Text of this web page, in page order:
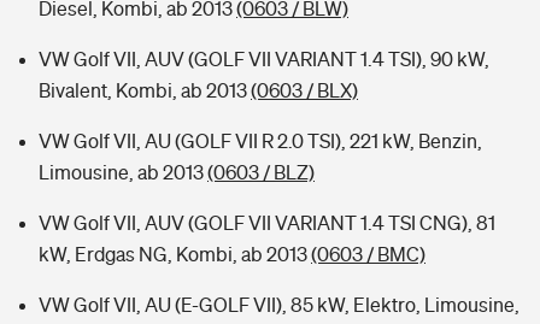
Diesel, Kombi, ab 2013(0603 / BLW)
VW Golf VII, AUV (GOLF VII VARIANT 1.4 TSI), 90 kW,
Bivalent, Kombi, ab 2013(0603 / BLX)
VW Golf VII, AU (GOLF VII R 2.0 TSI), 221 kW, Benzin,
Limousine, ab 2013(0603 / BLZ)
VW Golf VII, AUV (GOLF VII VARIANT 1.4 TSI CNG), 81
kW, Erdgas NG, Kombi, ab 2013(0603 / BMC)
VW Golf VII, AU (E-GOLF VII), 85 kW, Elektro, Limousine,